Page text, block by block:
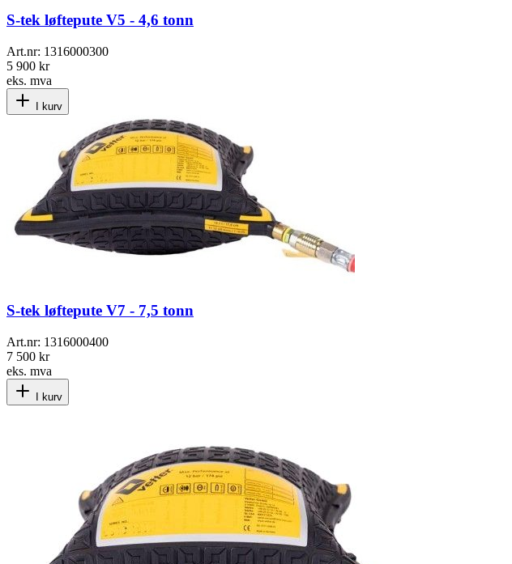
S-tek løftepute V5 - 4,6 tonn
Art.nr: 1316000300
5 900 kr
eks. mva
I kurv
S-tek løftepute V7 - 7,5 tonn
Art.nr: 1316000400
7 500 kr
eks. mva
I kurv